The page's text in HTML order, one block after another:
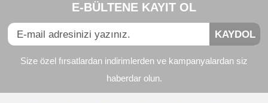
Yorum Yaz
Görüş ve önerileriniz için teşekkür ederiz.
Ürün bilgilerinde hatalar bulunuyor.
E-BÜLTENE KAYIT OL
KAYDOL
Size özel fırsatlardan indirimlerden ve kampanyalardan siz
haberdar olun.